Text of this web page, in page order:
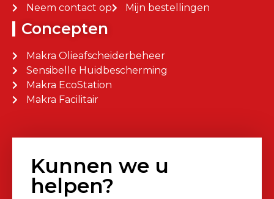
Neem contact op
Mijn bestellingen
Concepten
Makra Olieafscheiderbeheer
Sensibelle Huidbescherming
Makra EcoStation
Makra Facilitair
Kunnen we u
helpen?